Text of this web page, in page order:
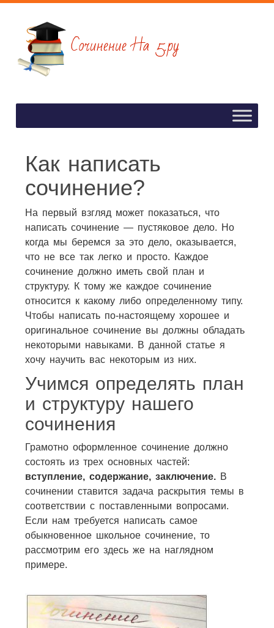
Как написать
сочинение?
На первый взгляд может показаться, что
написать сочинение — пустяковое дело. Но
когда мы беремся за это дело, оказывается,
что не все так легко и просто. Каждое
сочинение должно иметь свой план и
структуру. К тому же каждое сочинение
относится к какому либо определенному типу.
Чтобы написать по-настоящему хорошее и
оригинальное сочинение вы должны обладать
некоторыми навыками. В данной статье я
хочу научить вас некоторым из них.
Учимся определять план
и структуру нашего
сочинения
Грамотно оформленное сочинение должно
состоять из трех основных частей:
вступление, содержание, заключение. В
сочинении ставится задача раскрытия темы в
соответствии с поставленными вопросами.
Если нам требуется написать самое
обыкновенное школьное сочинение, то
рассмотрим его здесь же на наглядном
примере.